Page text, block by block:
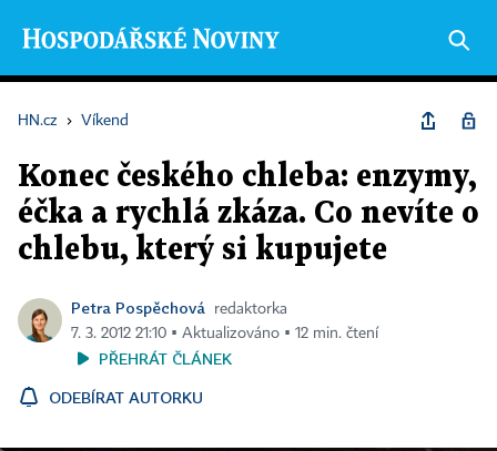
HN.cz › Víkend
Konec českého chleba: enzymy,
éčka a rychlá zkáza. Co nevíte o
chlebu, který si kupujete
Petra Pospěchová
redaktorka
7. 3. 2012 21:10 ▪ Aktualizováno ▪ 12 min. čtení
PŘEHRÁT ČLÁNEK
ODEBÍRAT AUTORKU